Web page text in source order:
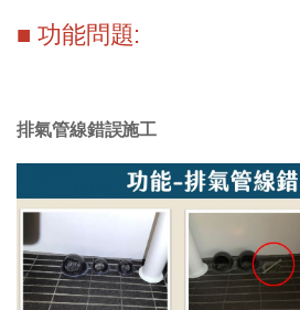
■ 功能問題:
排氣管線錯誤施工